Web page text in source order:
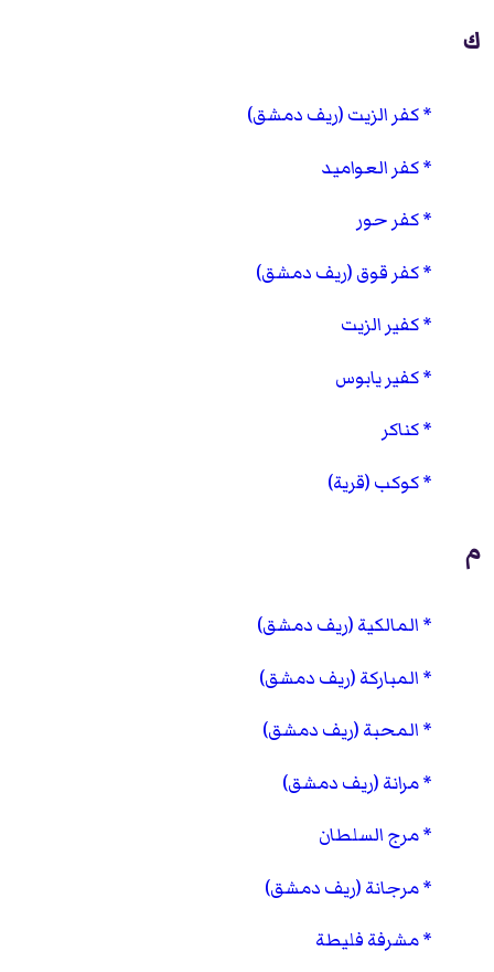
ك
كفر الزيت (ريف دمشق)
كفر العواميد
كفر حور
كفر قوق (ريف دمشق)
كفير الزيت
كفير يابوس
كناكر
كوكب (قرية)
م
المالكية (ريف دمشق)
المباركة (ريف دمشق)
المحبة (ريف دمشق)
مرانة (ريف دمشق)
مرج السلطان
مرجانة (ريف دمشق)
مشرفة فليطة